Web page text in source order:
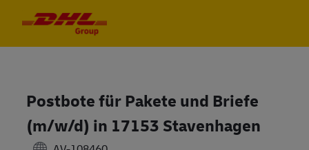
Postbote für Pakete und Briefe
(m/w/d) in 17153 Stavenhagen